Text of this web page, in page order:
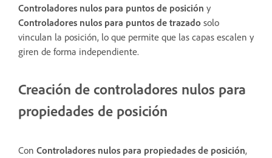
Controladores nulos para puntos de posición y
Controladores nulos para puntos de trazado solo
vinculan la posición, lo que permite que las capas escalen y
giren de forma independiente.
Creación de controladores nulos para
propiedades de posición
Con Controladores nulos para propiedades de posición,